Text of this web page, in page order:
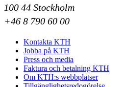
100 44 Stockholm
+46 8 790 60 00
Kontakta KTH
Jobba på KTH
Press och media
Faktura och betalning KTH
Om KTH:s webbplatser